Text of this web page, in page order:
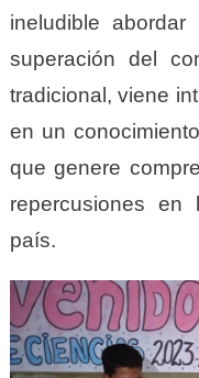
ineludible
superación del
tradicional, viene
en un
que genere
repercusiones en
país.